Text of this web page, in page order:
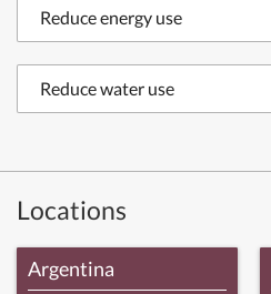
Reduce energy use
Reduce water use
Locations
Argentina